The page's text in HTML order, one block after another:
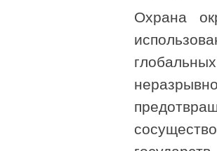
Охрана